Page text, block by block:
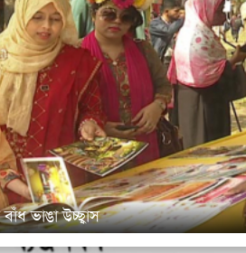
ভাঙা উচ্ছ্বাস